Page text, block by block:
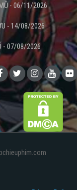
- 06/11/2026
- 14/08/2026
- 07/08/2026